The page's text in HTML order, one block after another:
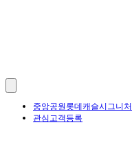
중앙공원롯데캐슬시그니처
관심고객등록